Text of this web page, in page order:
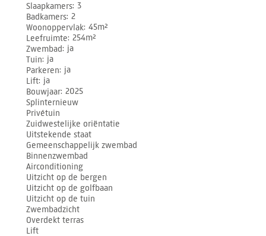
Slaapkamers 3
Badkamers 2
Woonoppervlak 45m²
Leefruimte 254m²
Zwembad ja
Tuin ja
Parkeren ja
Lift ja
Bouwjaar 2025
Splinternieuw
Privétuin
Zuidwestelijke oriëntatie
Uitstekende staat
Gemeenschappelijk zwembad
Binnenzwembad
Airconditioning
Uitzicht op de bergen
Uitzicht op de golfbaan
Uitzicht op de tuin
Zwembadzicht
Overdekt terras
Lift